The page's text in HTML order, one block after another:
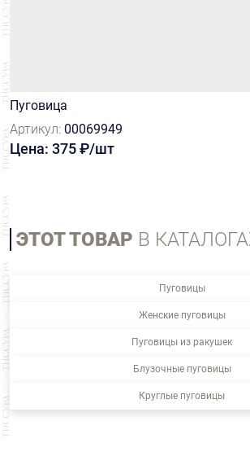
Пуговица
Артикул: 00069949
Цена: 375 ₽/шт
ЭТОТ ТОВАР В
Пуговицы
Женские пуговицы
Пуговицы из ракушек
Блузочные пуговицы
Круглые пуговицы